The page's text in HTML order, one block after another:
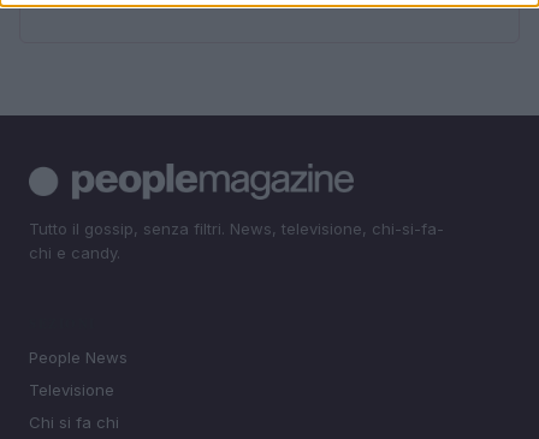
Tutto il gossip, senza filtri. News, televisione, chi-si-fa-
chi e candy.
People News
Televisione
Chi si fa chi